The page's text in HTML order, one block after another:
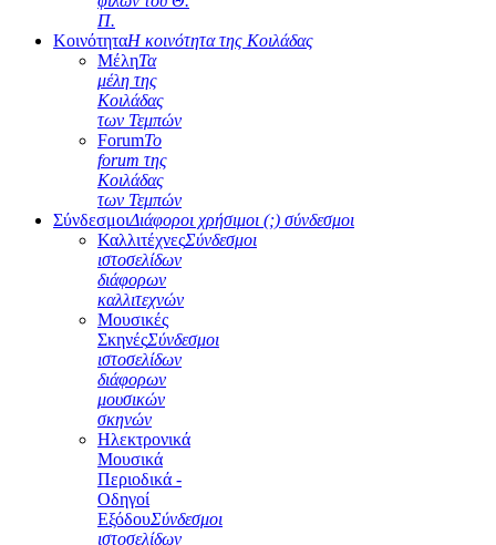
Π.
ΚοινότηταΗ κοινότητα της Κοιλάδας
ΜέληΤα
μέλη της
Κοιλάδας
των Τεμπών
ForumΤο
forum της
Κοιλάδας
των Τεμπών
ΣύνδεσμοιΔιάφοροι χρήσιμοι (;) σύνδεσμοι
ΚαλλιτέχνεςΣύνδεσμοι
ιστοσελίδων
διάφορων
καλλιτεχνών
Μουσικές
ΣκηνέςΣύνδεσμοι
ιστοσελίδων
διάφορων
μουσικών
σκηνών
Ηλεκτρονικά
Μουσικά
Περιοδικά -
Οδηγοί
ΕξόδουΣύνδεσμοι
ιστοσελίδων